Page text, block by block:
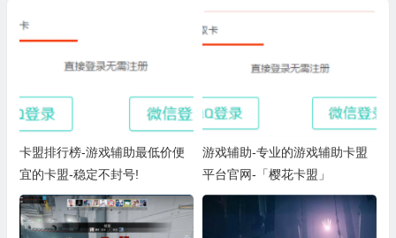
卡盟排行榜-游戏辅助最低价便
宜的卡盟-稳定不封号!
游戏辅助-专业的游戏辅助卡盟
平台官网-「樱花卡盟」